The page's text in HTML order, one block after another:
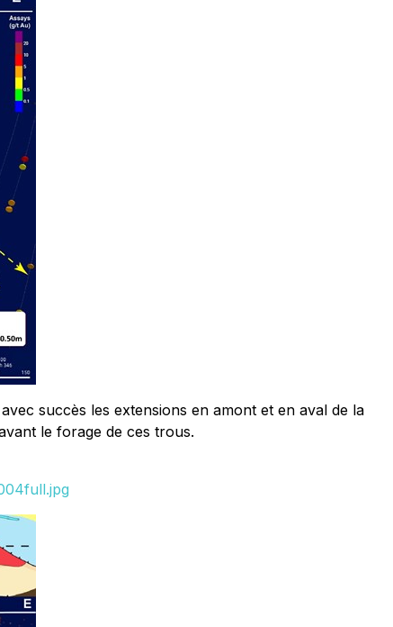
succès les extensions en amont et en aval de la
le forage de ces trous.